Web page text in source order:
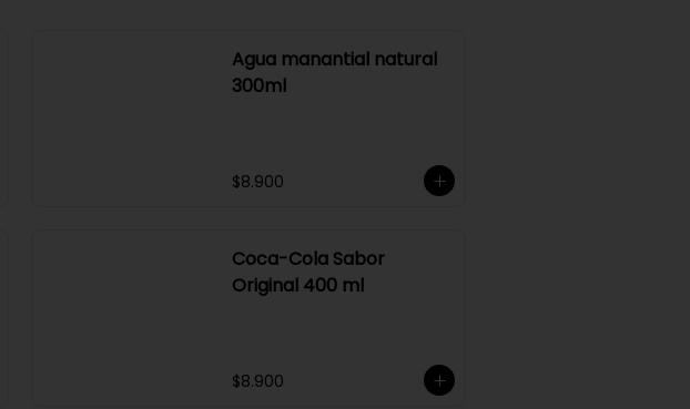
Agua manantial natural
300ml
$8.900
Coca-Cola Sabor
Original 400 ml
$8.900